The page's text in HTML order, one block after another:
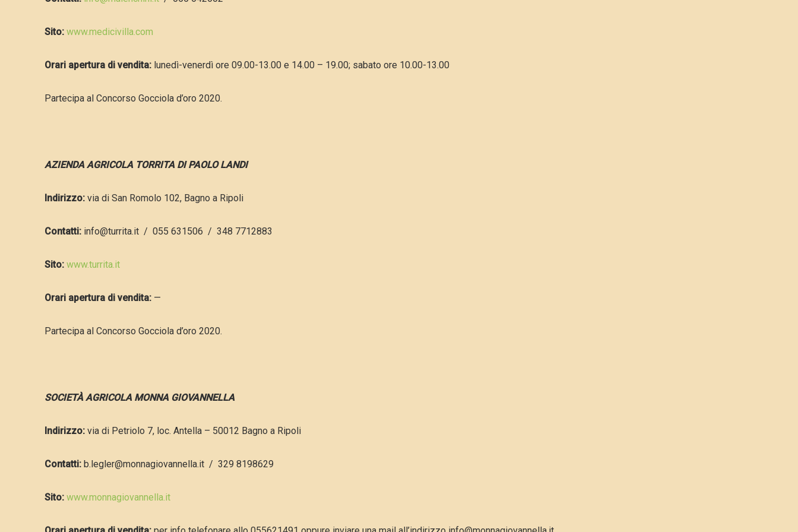
Sito: www.medicivilla.com
Orari apertura di vendita: lunedì-venerdì ore 09.00-13.00 e 14.00 – 19.00; sabato ore 10.00-13.00
Partecipa al Concorso Gocciola d’oro 2020.
AZIENDA AGRICOLA TORRITA DI PAOLO LANDI
Indirizzo: via di San Romolo 102, Bagno a Ripoli
Contatti: info@turrita.it / 055 631506 / 348 7712883
Sito: www.turrita.it
Orari apertura di vendita: —
Partecipa al Concorso Gocciola d’oro 2020.
SOCIETÀ AGRICOLA MONNA GIOVANNELLA
Indirizzo: via di Petriolo 7, loc. Antella – 50012 Bagno a Ripoli
Contatti: b.legler@monnagiovannella.it / 329 8198629
Sito: www.monnagiovannella.it